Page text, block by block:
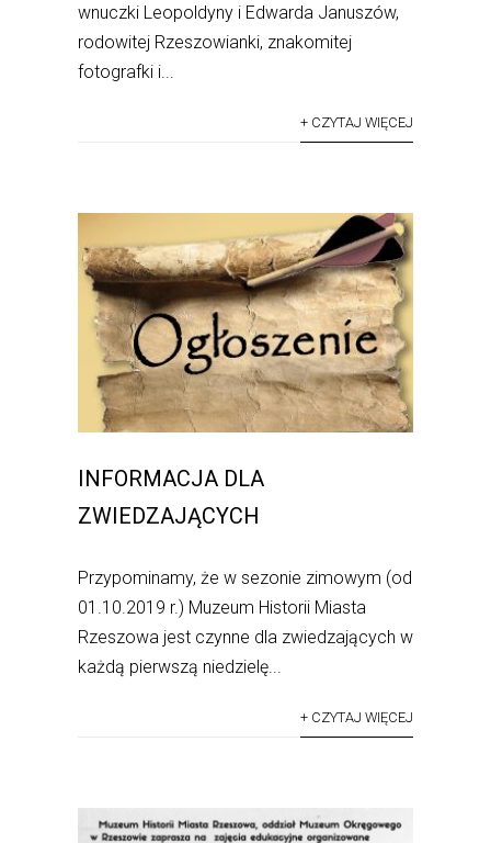
wnuczki Leopoldyny i Edwarda Januszów,
rodowitej Rzeszowianki, znakomitej
fotografki i...
+ CZYTAJ WIĘCEJ
INFORMACJA DLA
ZWIEDZAJĄCYCH
Przypominamy, że w sezonie zimowym (od
01.10.2019 r.) Muzeum Historii Miasta
Rzeszowa jest czynne dla zwiedzających w
każdą pierwszą niedzielę...
+ CZYTAJ WIĘCEJ